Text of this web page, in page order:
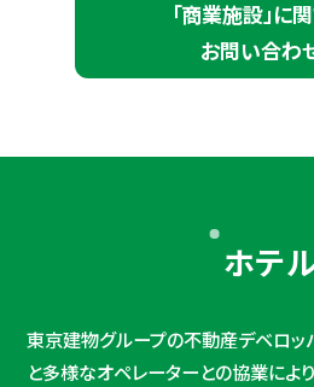
「商業施設」に
お問い合わ
ホテ
東京建物グループの不動産デベロッ
と多様なオペレーターとの協業によ